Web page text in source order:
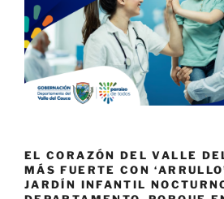
EL CORAZÓN DEL VALLE
MÁS FUERTE CON
JARDÍN INFANTIL